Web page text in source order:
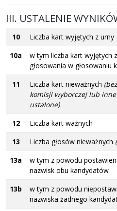
III. USTALENIE
10 Liczba kart wyjętych z urny
10a
w tym liczba kart wyjętych
głosowania w głosowaniu
11 Liczba kart nieważnych
komisji wyborczej lub
ustalone)
12 Liczba kart ważnych
13
Liczba głosów nieważnych
13a
w tym z powodu
nazwisk obu kandydatów
13b
w tym z powodu
nazwiska żadnego